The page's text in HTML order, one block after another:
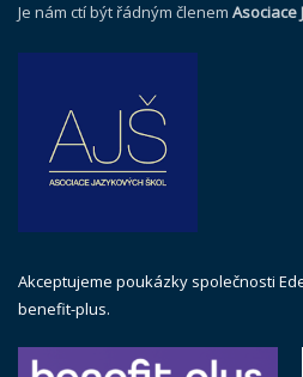
Je nám ctí být řádným členem Asociace
Akceptujeme poukázky společnosti
benefit-plus.